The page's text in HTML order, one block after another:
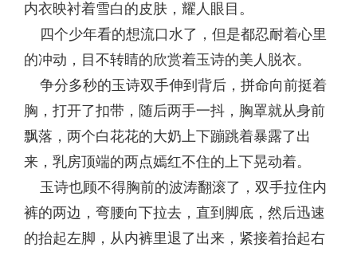
内衣映衬着雪白的皮肤，耀人眼目。
四个少年看的想流口水了，但是都忍耐着心里
的冲动，目不转睛的欣赏着玉诗的美人脱衣。
争分多秒的玉诗双手伸到背后，拼命向前挺着
胸，打开了扣带，随后两手一抖，胸罩就从身前
飘落，两个白花花的大奶上下蹦跳着暴露了出
来，乳房顶端的两点嫣红不住的上下晃动着。
玉诗也顾不得胸前的波涛翻滚了，双手拉住内
裤的两边，弯腰向下拉去，直到脚底，然后迅速
的抬起左脚，从内裤里退了出来，紧接着抬起右